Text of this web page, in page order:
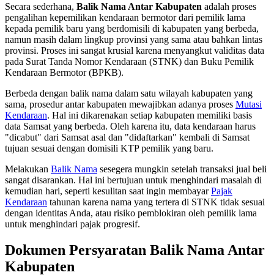
Secara sederhana, Balik Nama Antar Kabupaten adalah proses
pengalihan kepemilikan kendaraan bermotor dari pemilik lama
kepada pemilik baru yang berdomisili di kabupaten yang berbeda,
namun masih dalam lingkup provinsi yang sama atau bahkan lintas
provinsi. Proses ini sangat krusial karena menyangkut validitas data
pada Surat Tanda Nomor Kendaraan (STNK) dan Buku Pemilik
Kendaraan Bermotor (BPKB).
Berbeda dengan balik nama dalam satu wilayah kabupaten yang
sama, prosedur antar kabupaten mewajibkan adanya proses Mutasi
Kendaraan. Hal ini dikarenakan setiap kabupaten memiliki basis
data Samsat yang berbeda. Oleh karena itu, data kendaraan harus
"dicabut" dari Samsat asal dan "didaftarkan" kembali di Samsat
tujuan sesuai dengan domisili KTP pemilik yang baru.
Melakukan Balik Nama sesegera mungkin setelah transaksi jual beli
sangat disarankan. Hal ini bertujuan untuk menghindari masalah di
kemudian hari, seperti kesulitan saat ingin membayarPajak
Kendaraan tahunan karena nama yang tertera di STNK tidak sesuai
dengan identitas Anda, atau risiko pemblokiran oleh pemilik lama
untuk menghindari pajak progresif.
Dokumen Persyaratan Balik Nama Antar
Kabupaten